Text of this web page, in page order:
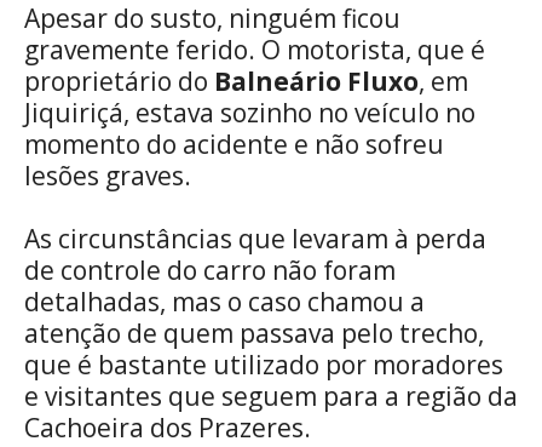
Apesar do susto, ninguém ficou
gravemente ferido. O motorista, que é
proprietário do Balneário Fluxo, em
Jiquiriçá, estava sozinho no veículo no
momento do acidente e não sofreu
lesões graves.
As circunstâncias que levaram à perda
de controle do carro não foram
detalhadas, mas o caso chamou a
atenção de quem passava pelo trecho,
que é bastante utilizado por moradores
e visitantes que seguem para a região da
Cachoeira dos Prazeres.